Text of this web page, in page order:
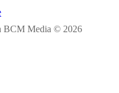
BCM Media © 2026